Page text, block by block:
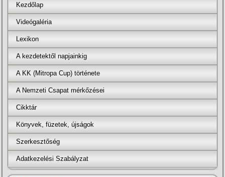
Kezdőlap
Videógaléria
Lexikon
A kezdetektől napjainkig
A KK (Mitropa Cup) története
A Nemzeti Csapat mérkőzései
Cikktár
Könyvek, füzetek, újságok
Szerkesztőség
Adatkezelési Szabályzat